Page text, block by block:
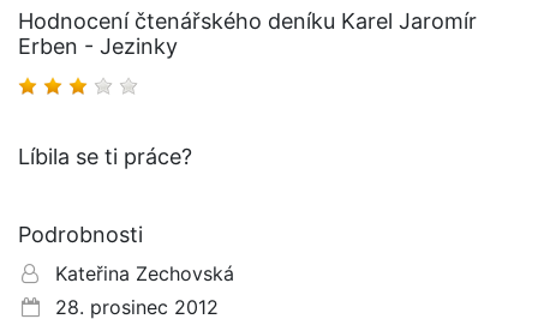
Hodnocení čtenářského deníku Karel Jaromír
Erben - Jezinky
Líbila se ti práce?
Podrobnosti
Kateřina Zechovská
28. prosinec 2012